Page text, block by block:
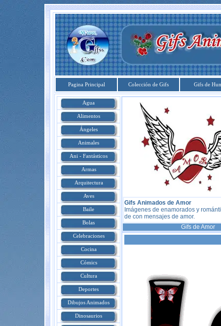
Pagina Principal Colección de Gifs Gifs de
Agua
Alimentos
Ángeles
Animales
Ani - Fantásticos
Armas
Arquitectura
Aves
Baile
Bolas
Celebraciones
Cocina
Cómics
Cultura
Deportes
Dibujos Animados
Dinosaurios
Gifs Animados de Amor
Imágenes de enamorados y
de con mensajes de amor.
Gifs de Amor